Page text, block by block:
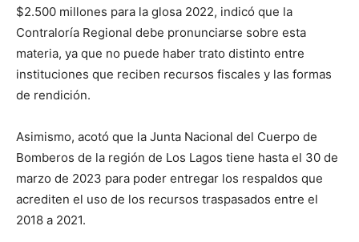
$2.500 millones para la glosa 2022, indicó que la
Contraloría Regional debe pronunciarse sobre esta
materia, ya que no puede haber trato distinto entre
instituciones que reciben recursos fiscales y las formas
de rendición.
Asimismo, acotó que la Junta Nacional del Cuerpo de
Bomberos de la región de Los Lagos tiene hasta el 30 de
marzo de 2023 para poder entregar los respaldos que
acrediten el uso de los recursos traspasados entre el
2018 a 2021.